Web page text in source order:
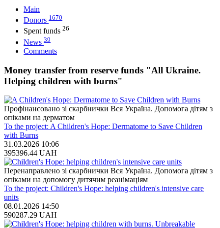
Main
Donors 1670
Spent funds 26
News 39
Comments
Money transfer from reserve funds "All Ukraine.
Helping children with burns"
Профінансовано зі скарбнички Вся Україна. Допомога дітям з
опіками на дерматом
To the project: A Children's Hope: Dermatome to Save Children
with Burns
31.03.2026 10:06
395396.44 UAH
Перенаправлено зі скарбнички Вся Україна. Допомога дітям з
опіками на допомогу дитячим реанімаціям
To the project: Children's Hope: helping children's intensive care
units
08.01.2026 14:50
590287.29 UAH